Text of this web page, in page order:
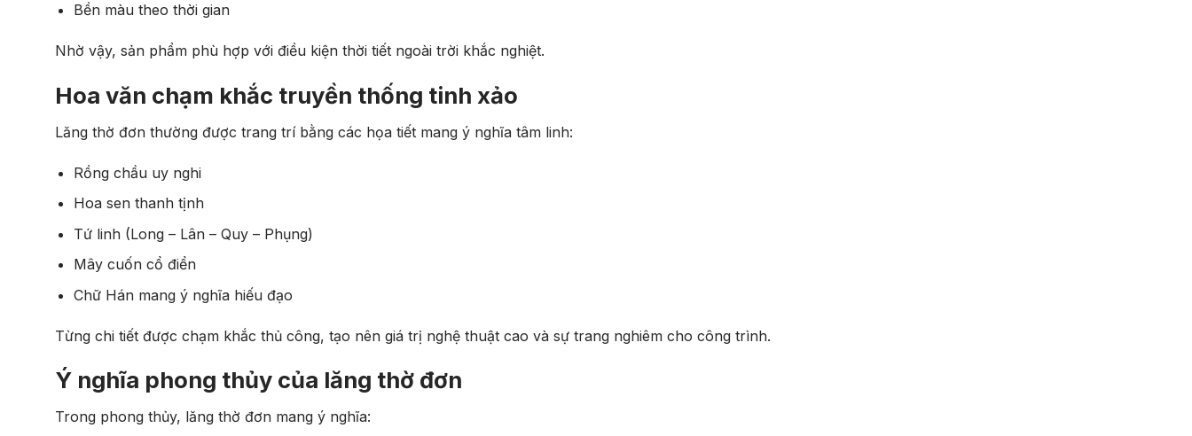
Bền màu theo thời gian
Nhờ vậy, sản phẩm phù hợp với điều kiện thời tiết ngoài trời khắc nghiệt.
Hoa văn chạm khắc truyền thống tinh xảo
Lăng thờ đơn thường được trang trí bằng các họa tiết mang ý nghĩa tâm linh:
Rồng chầu uy nghi
Hoa sen thanh tịnh
Tứ linh (Long – Lân – Quy – Phụng)
Mây cuốn cổ điển
Chữ Hán mang ý nghĩa hiếu đạo
Từng chi tiết được chạm khắc thủ công, tạo nên giá trị nghệ thuật cao và sự trang nghiêm cho công trình.
Ý nghĩa phong thủy của lăng thờ đơn
Trong phong thủy, lăng thờ đơn mang ý nghĩa: